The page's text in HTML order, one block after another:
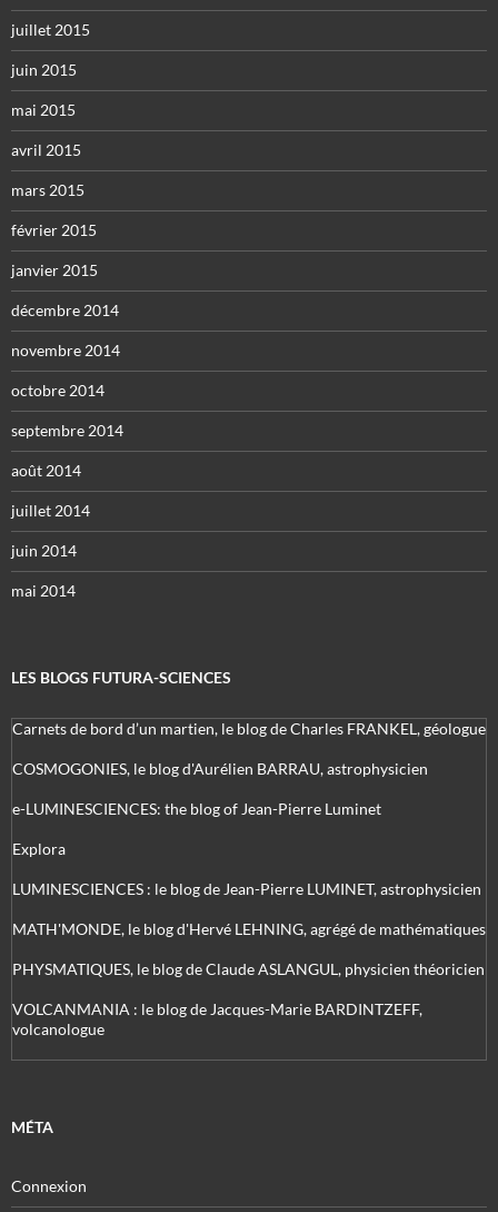
juillet 2015
juin 2015
mai 2015
avril 2015
mars 2015
février 2015
janvier 2015
décembre 2014
novembre 2014
octobre 2014
septembre 2014
août 2014
juillet 2014
juin 2014
mai 2014
LES BLOGS FUTURA-SCIENCES
Carnets de bord d’un martien, le blog de Charles FRANKEL, géologue
COSMOGONIES, le blog d'Aurélien BARRAU, astrophysicien
e-LUMINESCIENCES: the blog of Jean-Pierre Luminet
Explora
LUMINESCIENCES : le blog de Jean-Pierre LUMINET, astrophysicien
MATH'MONDE, le blog d'Hervé LEHNING, agrégé de mathématiques
PHYSMATIQUES, le blog de Claude ASLANGUL, physicien théoricien
VOLCANMANIA : le blog de Jacques-Marie BARDINTZEFF,
volcanologue
MÉTA
Connexion